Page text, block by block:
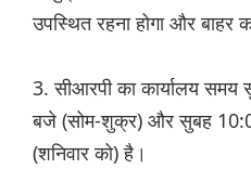
उपस्थित रहना होगा और बाहर
3. सीआरपी का कार्यालय
बजे (सोम-शुक्र) और सुबह
(शनिवार को) है।